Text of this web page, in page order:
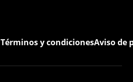
Términos y condicionesAviso de